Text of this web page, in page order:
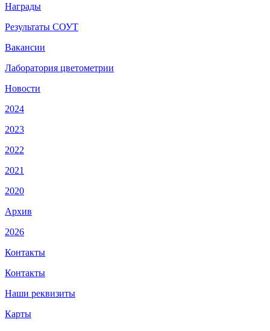
Награды
Результаты СОУТ
Вакансии
Лаборатория цветометрии
Новости
2024
2023
2022
2021
2020
Архив
2026
Контакты
Контакты
Наши реквизиты
Карты